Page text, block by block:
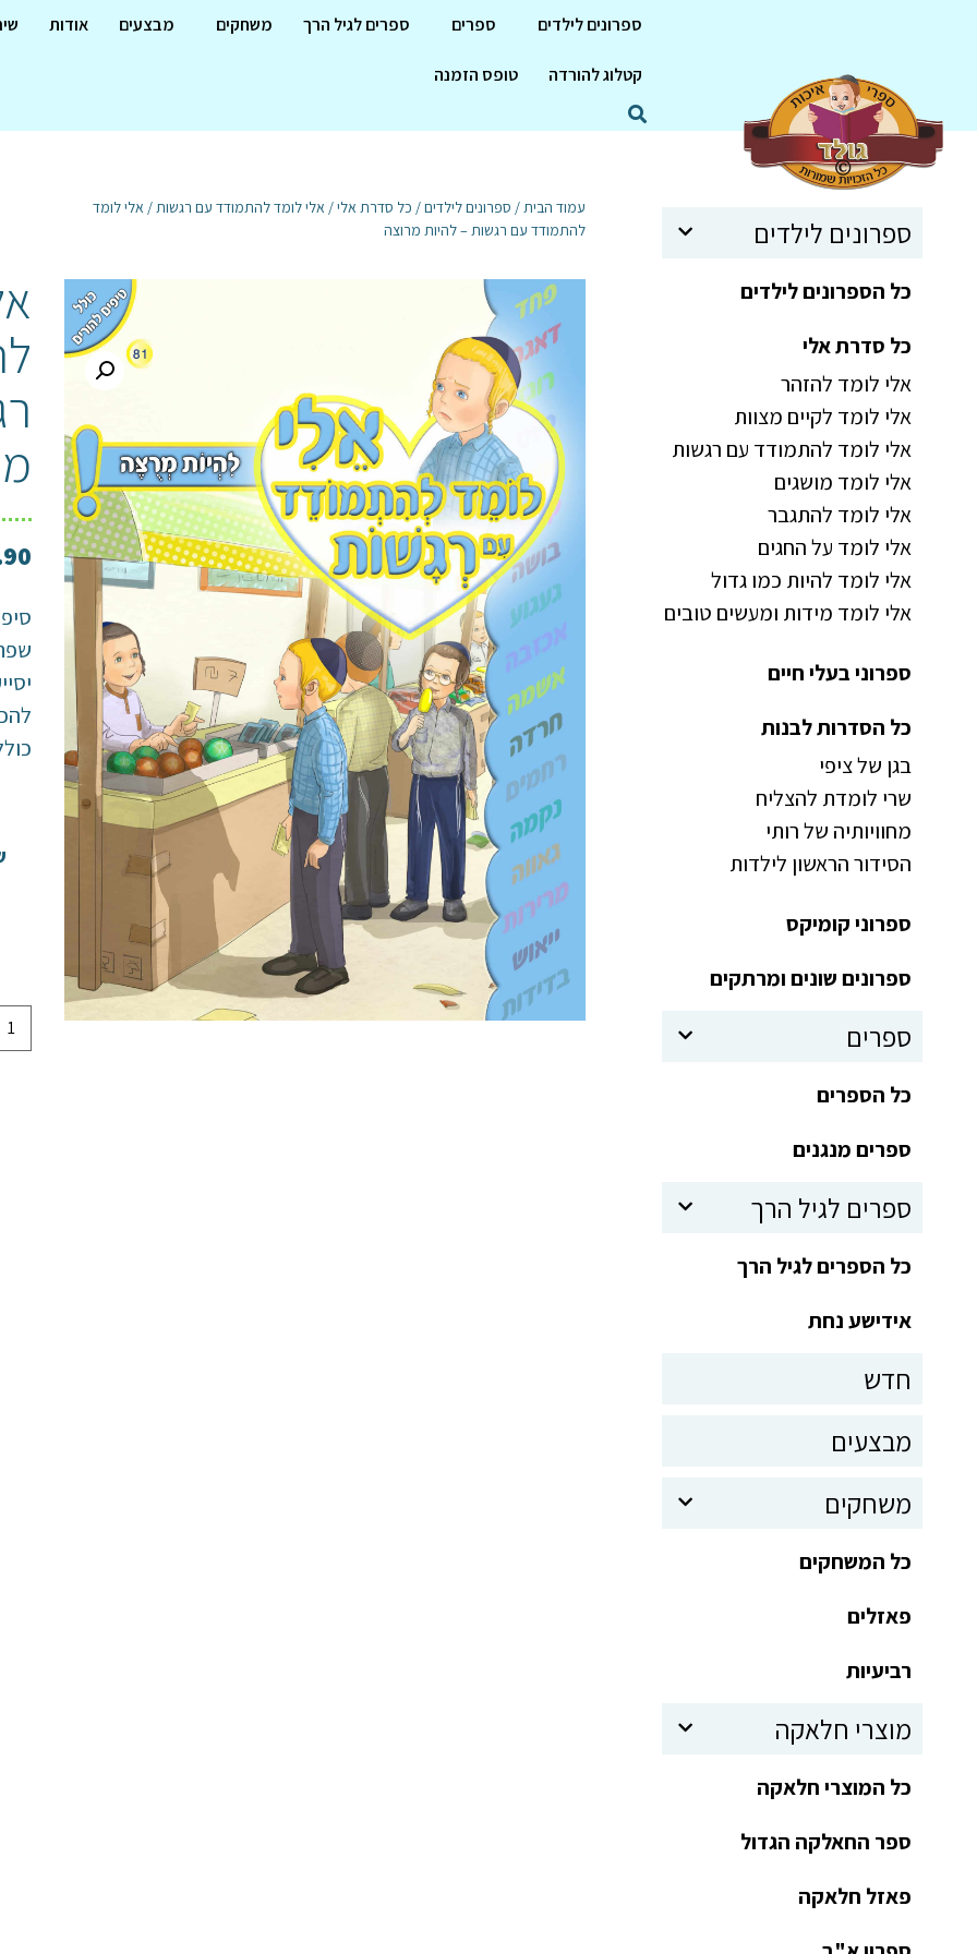
ספרונים לילדים ספרים ספרים לגיל הרך משחקים מבצעים אודות
קטלוג להורדה טופס הזמנה
ספרונים לילדים
כל הספרונים לילדים
כל סדרת אלי
אלי לומד להזהר
אלי לומד לקיים מצוות
אלי לומד להתמודד עם רגשות
אלי לומד מושגים
אלי לומד להתגבר
אלי לומד על החגים
אלי לומד להיות כמו גדול
אלי לומד מידות ומעשים טובים
ספרוני בעלי חיים
כל הסדרות לבנות
בגן של ציפי
שרי לומדת להצליח
מחוויותיה של רותי
הסידור הראשון לילדות
ספרוני קומיקס
ספרונים שונים ומרתקים
ספרים
כל הספרים
ספרים מנגנים
ספרים לגיל הרך
כל הספרים לגיל הרך
אידישע נחת
חדש
מבצעים
משחקים
כל המשחקים
פאזלים
רביעיות
מוצרי חלאקה
כל המוצרי חלאקה
ספר החאלקה הגדול
פאזל חלאקה
עמוד הבית/ ספרונים לילדים/ כל סדרת אלי/ אלי לומד להתמודד עם רגשות/ אלי לומד
להתמודד עם רגשות – להיות מרוצה